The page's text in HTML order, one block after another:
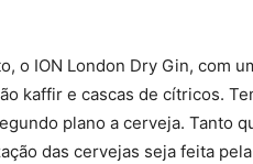
ION London Dry Gin, com
kaffir e cascas de cítricos.
plano a cerveja. Tanto
das cervejas seja feita